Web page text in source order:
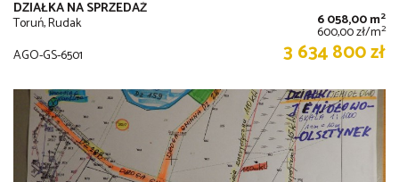
DZIAŁKA NA SPRZEDAŻ
Toruń, Rudak 6 058,00 m2
600,00 zł/m2
AGO-GS-6501 3 634 800 zł